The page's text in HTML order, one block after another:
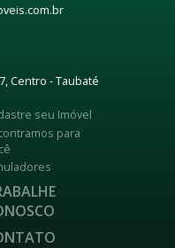
Centro - Taubaté
seu Imóvel
para